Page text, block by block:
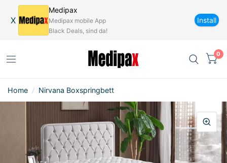
X
Medipax
Medipax mobile App
Black Deals, sind da!
Install
0
Home / Nirvana Boxspringbett